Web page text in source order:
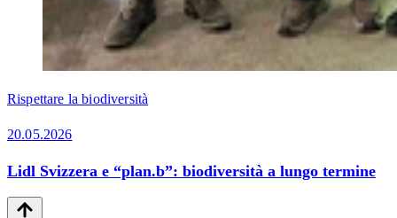
Rispettare la biodiversità
20.05.2026
Lidl Svizzera e “plan.b”: biodiversità a lungo termine